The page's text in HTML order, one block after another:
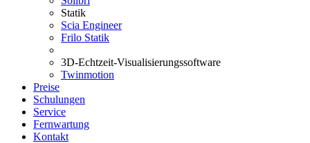
Statik
Scia Engineer
Frilo Statik
3D-Echtzeit-Visualisierungssoftware
Twinmotion
Preise
Schulungen
Service
Fernwartung
Kontakt